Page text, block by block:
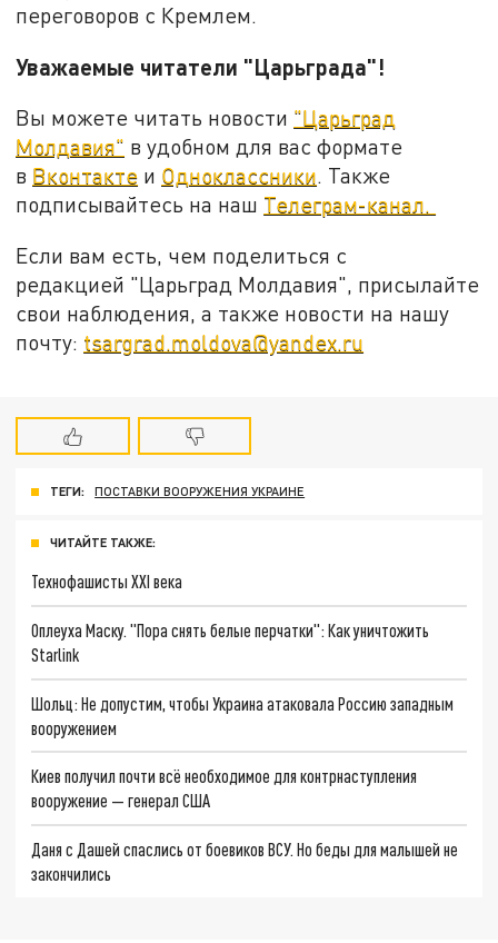
переговоров с Кремлем.
Уважаемые читатели "Царьграда"!
Вы можете читать новости "Царьград
Молдавия" в удобном для вас формате
в Вконтакте и Одноклассники. Также
подписывайтесь на наш Телеграм-канал.
Если вам есть, чем поделиться с
редакцией "Царьград Молдавия", присылайте
свои наблюдения, а также новости на нашу
почту: tsargrad.moldova@yandex.ru
ТЕГИ: ПОСТАВКИ ВООРУЖЕНИЯ УКРАИНЕ
ЧИТАЙТЕ ТАКЖЕ:
Технофашисты XXI века
Оплеуха Маску. "Пора снять белые перчатки": Как уничтожить
Starlink
Шольц: Не допустим, чтобы Украина атаковала Россию западным
вооружением
Киев получил почти всё необходимое для контрнаступления
вооружение — генерал США
Даня с Дашей спаслись от боевиков ВСУ. Но беды для малышей не
закончились